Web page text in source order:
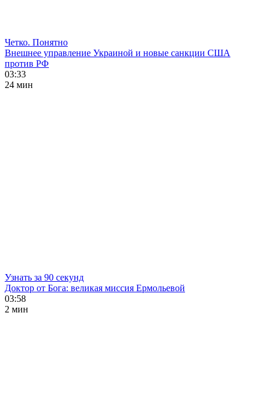
Четко. Понятно
Внешнее управление Украиной и новые санкции США
против РФ
03:33
24 мин
Узнать за 90 секунд
Доктор от Бога: великая миссия Ермольевой
03:58
2 мин